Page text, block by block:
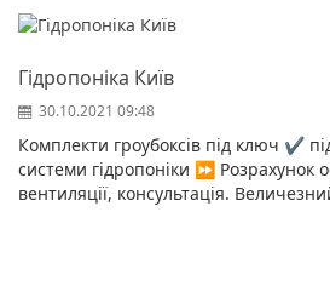
Гідропоніка Київ
30.10.2021 09:48
Комплекти гроубоксів під ключ ✔️
системи гідропоніки ⏩ Розрахунок
вентиляції, консультація.